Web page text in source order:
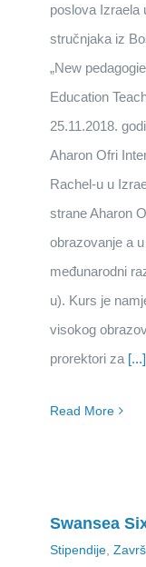
poslova Izraela
stručnjaka iz
„New
Education
25.11.2018.
Aharon Ofri
Rachel-u u
strane Aharon
obrazovanje a
međunarodni
u). Kurs je
visokog
prorektori za [...]
Read More
Swansea
Stipendije,